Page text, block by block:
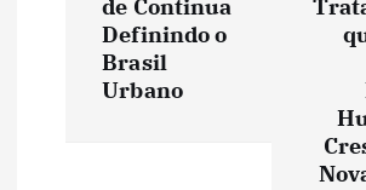
de Continua
Definindo o
Brasil
Urbano